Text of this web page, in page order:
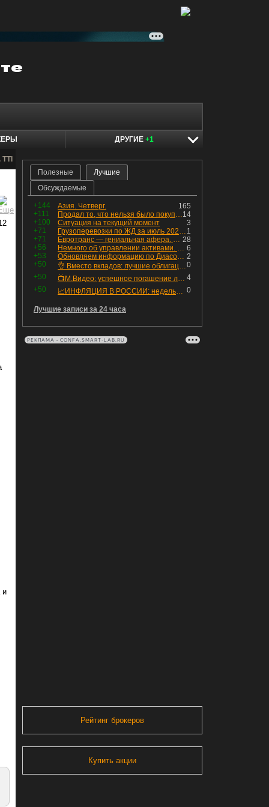
ДРУГИЕ +1
и
Полезные
Лучшие
Обсуждаемые
+144 165
Азия. Четверг.
+111
14
Продал то, что нельзя было покупать. Изменения в портфеле
+100
3
Ситуация на текущий момент
+71
1
Грузоперевозки по ЖД за июль 2026 г. — четвёртый месяц подряд роста, чёрные металлы на уровне прошлого года, а каменный уголь в плюсе.
+71
28
Евротранс — гениальная афера. Собрал с инвесторов денег, выплатил дивидендов больше текущей капитализации и ушёл в дефолт
+56
6
Немного об управлении активами. Для заинтересованных
+53
2
Обновляем информацию по Диасофту: дивиденды и выкуп
+50
0
👌 Вместо вкладов: лучшие облигации — только супер надёжные
+50
4
📺М.Видео: успешное погашение любимого флоатера
+50
0
📈ИНФЛЯЦИЯ В РОССИИ: недельная дефляция, но в годовом выражении рост 😢
Лучшие записи за 24 часа
РЕКЛАМА • CONFA.SMART-LAB.RU
Рейтинг брокеров
Купить акции